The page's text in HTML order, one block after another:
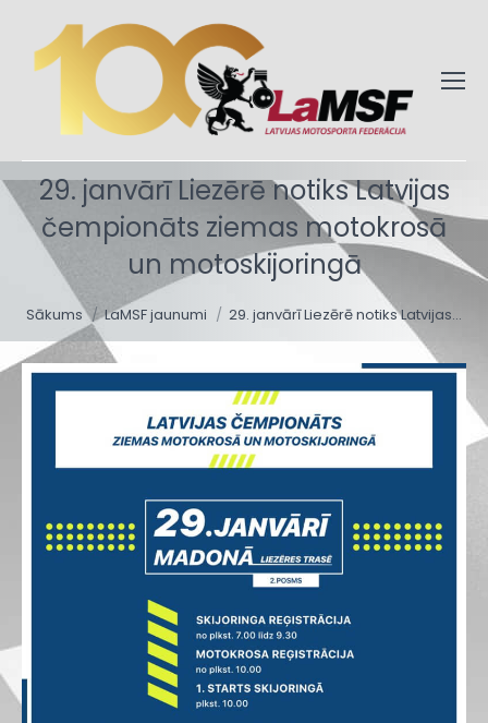
29. janvārī Liezērē notiks Latvijas
čempionāts ziemas motokrosā
un motoskijoringā
You are here:
Sākums LaMSF jaunumi 29. janvārī Liezērē notiks Latvijas…